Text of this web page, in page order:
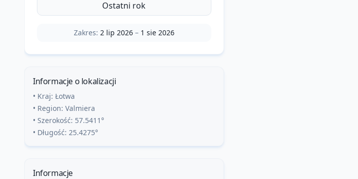
Ostatni rok
Zakres: 2 lip 2026– 1 sie 2026
Informacje o lokalizacji
• Kraj: Łotwa
• Region: Valmiera
• Szerokość: 57.5411°
• Długość: 25.4275°
Informacje